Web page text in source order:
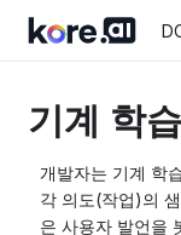
기계 학습
개발자는 기계 학
각 의도(작업)의
은 사용자 발언을